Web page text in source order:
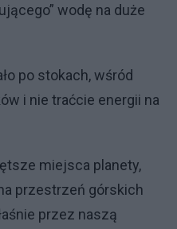
wodę na duże
po stokach, wśród
i nie traćcie energii na
miejsca planety,
przestrzeń górskich
przez naszą